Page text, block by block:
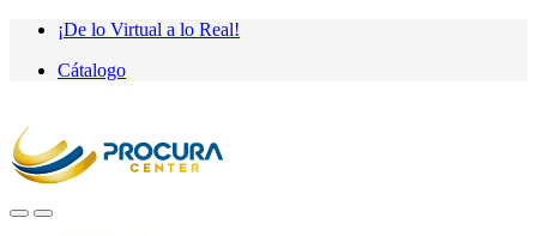
Saltar
navegación
saltar
contenido
¡De lo Virtual a lo Real!
Cátalogo